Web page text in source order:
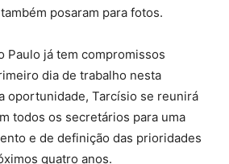
posaram para fotos.
Paulo já tem compromissos
dia de trabalho nesta
oportunidade, Tarcísio se reunirá
todos os secretários para uma
e de definição das prioridades
quatro anos.